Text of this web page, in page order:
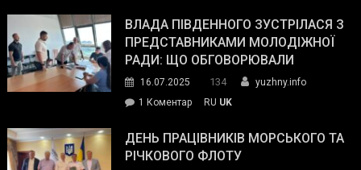
окупанти.
Маємо
діяти
команда
Південного
провів
інспекцію
укриття
ВЛАДА ПІВДЕННОГО ЗУСТРІЛАСЯ З
ПРЕДСТАВНИКАМИ МОЛОДІЖНОЇ
РАДИ: ЩО ОБГОВОРЮВАЛИ
16.07.2025 134
yuzhny.info
1 Коментардо
Південного
зустрілася
RU UK
ДЕНЬ ПРАЦІВНИКІВ МОРСЬКОГО ТА
РІЧКОВОГО ФЛОТУ